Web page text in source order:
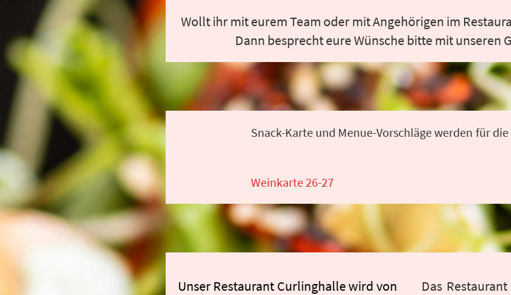
Wollt ihr mit eurem Team oder mit Angehörigen im
Dann besprecht eure Wünsche bitte mit unseren
Snack-Karte und Menue-Vorschläge werden
Weinkarte 26-27
Unser Restaurant Curlinghalle wird von
Das